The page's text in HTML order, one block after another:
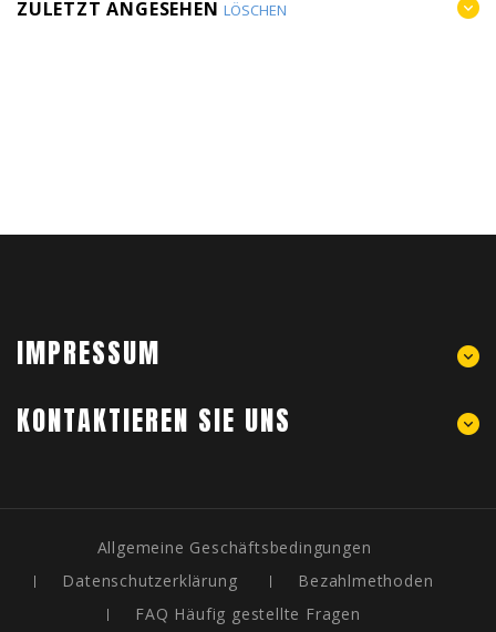
ZULETZT ANGESEHENLÖSCHEN
IMPRESSUM
KONTAKTIEREN SIE UNS
Allgemeine Geschäftsbedingungen
Datenschutzerklärung
Bezahlmethoden
FAQ Häufig gestellte Fragen